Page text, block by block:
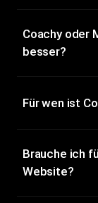
Coachy oder
besser?
Für wen ist
Brauche ich
Website?